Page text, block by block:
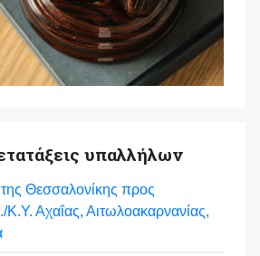
υπαλλήλων
Θεσσαλονίκης προς
Αχαΐας, Αιτωλοακαρνανίας,